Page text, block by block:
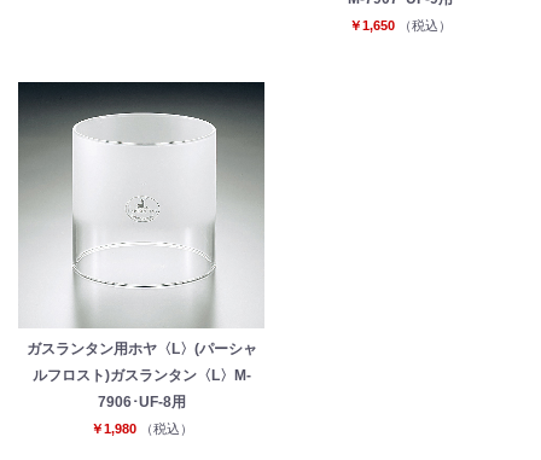
￥1,650 （税込）
ガスランタン用ホヤ〈L〉(パーシャ
ルフロスト)ガスランタン〈L〉M-
7906･UF-8用
￥1,980 （税込）
お買い物を続ける